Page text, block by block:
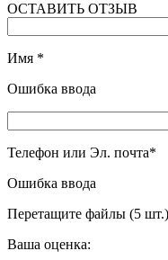
ОСТАВИТЬ ОТЗЫВ
Имя *
Ошибка ввода
Телефон или Эл. почта*
Ошибка ввода
Перетащите файлы (5
Ваша оценка: